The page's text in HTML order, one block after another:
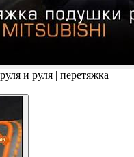
и руля | перетяжка